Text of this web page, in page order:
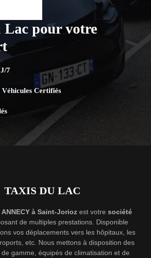
Lac pour votre
7
Certifiés
TAXIS DU LAC
ANNECY à Saint-Joriozest votre société
de multiples prestations. Disponible
vos déplacements vers les hôpitaux, les
etc. Nous mettons à disposition des
gamme, équipés de climatisation et de